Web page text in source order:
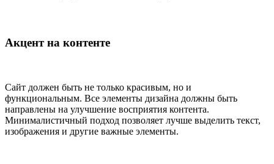
Акцент на контенте
Сайт должен быть не только красивым, но и
функциональным. Все элементы дизайна должны быть
направлены на улучшение восприятия контента.
Минималистичный подход позволяет лучше выделить текст,
изображения и другие важные элементы.